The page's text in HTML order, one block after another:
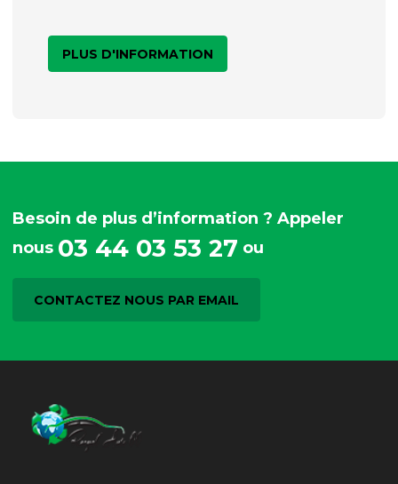
PLUS D'INFORMATION
Besoin de plus d’information ? Appeler
nous 03 44 03 53 27 ou
CONTACTEZ NOUS PAR EMAIL